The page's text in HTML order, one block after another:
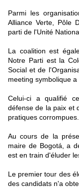
Parmi les
Alliance Verte, Pôle
parti de l'Unité
La coalition est
Notre Parti est la
Social et de
meeting symbolique
Celui-ci a qualifié
défense de la paix et
pratiques corrompues.
Au cours de la
maire de Bogotá, a
est en train d'éluder
Le premier tour des
des candidats n'a